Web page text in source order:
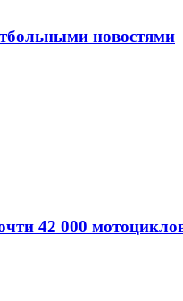
новостями
42 000